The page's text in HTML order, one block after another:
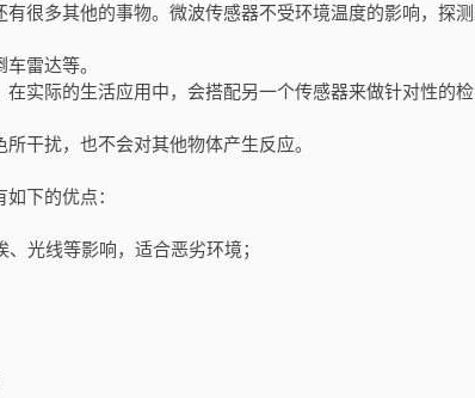
很多其他的事物。微波传感器不受环境温度的影响，探
雷达等。
实际的生活应用中，会搭配另一个传感器来做针对性的
干扰，也不会对其他物体产生反应。
下的优点：
光线等影响，适合恶劣环境；